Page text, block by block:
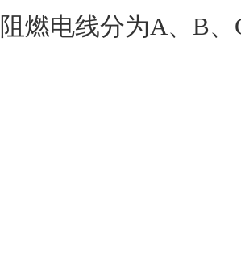
阻燃电线分为A、B